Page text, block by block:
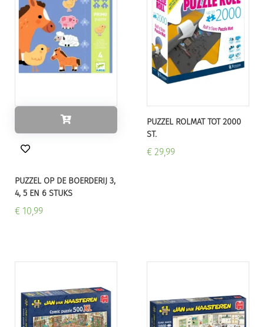
PUZZEL OP DE BOERDERIJ 3,
4, 5 EN 6 STUKS
€ 10,99
PUZZEL ROLMAT TOT 2000
ST.
€ 29,99